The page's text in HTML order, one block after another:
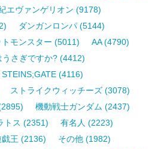
エヴァンゲリオン (9178)
ダンガンロンパ (5144)
トモンスター (5011)
AA (4790)
うさぎですか? (4412)
STEINS;GATE (4116)
ストライクウィッチーズ (3078)
機動戦士ガンダム (2437)
トス (2351)
有名人 (2223)
戯王 (2136)
その他 (1982)